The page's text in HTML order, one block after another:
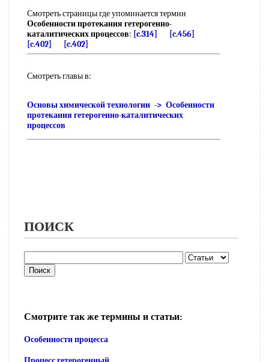
Смотреть страницы где упоминается термин
Особенности протекания гетерогенно-
каталитических процессов: [c.314]
[c.456]
[c.402]
[c.402]
Смотреть главы в:
Основы химической технологии -> Особенности
протекания гетерогенно-каталитических
процессов
ПОИСК
Смотрите так же термины и статьи:
Особенности процесса